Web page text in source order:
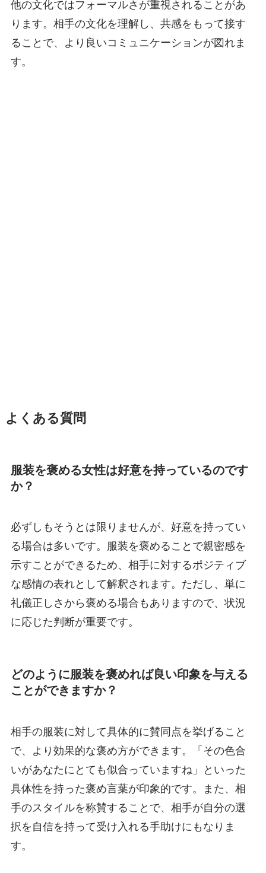
他の文化ではフォーマルさが重視されることがあ
ります。相手の文化を理解し、共感をもって接す
ることで、より良いコミュニケーションが図れま
す。
よくある質問
服装を褒める女性は好意を持っているのです
か？
必ずしもそうとは限りませんが、好意を持ってい
る場合は多いです。服装を褒めることで親密感を
示すことができるため、相手に対するポジティブ
な感情の表れとして解釈されます。ただし、単に
礼儀正しさから褒める場合もありますので、状況
に応じた判断が重要です。
どのように服装を褒めれば良い印象を与える
ことができますか？
相手の服装に対して具体的に賛同点を挙げること
で、より効果的な褒め方ができます。「その色合
いがあなたにとても似合っていますね」といった
具体性を持った褒め言葉が印象的です。また、相
手のスタイルを称賛することで、相手が自分の選
択を自信を持って受け入れる手助けにもなりま
す。